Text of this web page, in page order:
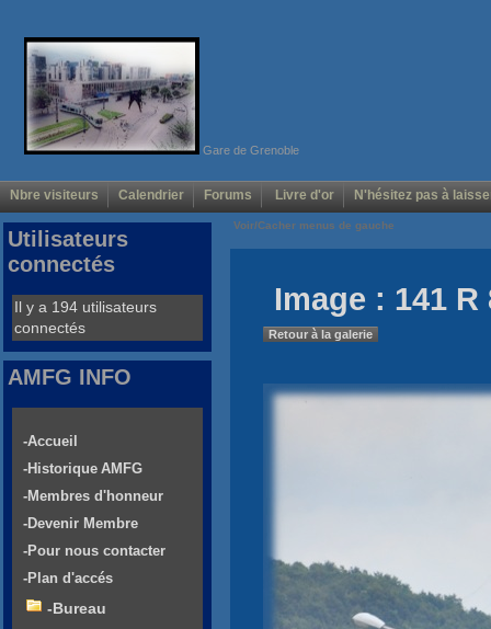
Gare de Grenoble
Nbre visiteurs Calendrier Forums Livre d'or N'hésitez pas à
Voir/Cacher menus de gauche
Image : 141 R
Retour à la galerie
Utilisateurs
connectés
Il y a 194 utilisateurs
connectés
AMFG INFO
-Accueil
-Historique AMFG
-Membres d'honneur
-Devenir Membre
-Pour nous contacter
-Plan d'accés
-Bureau